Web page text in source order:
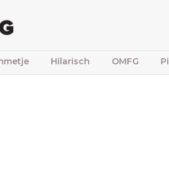
Hilarisch OMFG